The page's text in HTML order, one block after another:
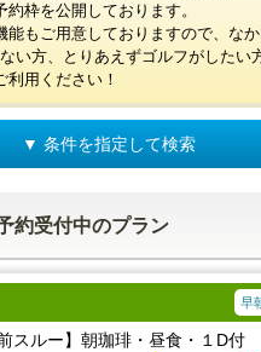
枠を公開しております。
能もご用意しておりますので、な
い方、とりあえずゴルフがしたい
利用ください！
▼ 条件を指定して検索
約受付中のプラン
早
スルー】朝珈琲・昼食・１D付